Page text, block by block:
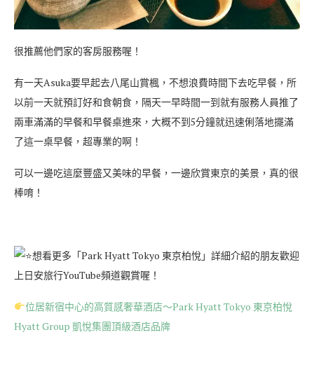
很推薦他們家的客房服務喔！
有一天Asuka要早起去八尾山賞楓，不想浪費時間下去吃早餐，所
以前一天就預訂好和食朝食，隔天一早時間一到就有服務人員推了
兩車滿滿的早餐和早餐桌進來，大概不到5分鐘就迅速俐落地擺滿
了這一桌早餐，超專業的啊！
可以一邊吃這麼豐盛又美味的早餐，一邊欣賞東京的美景，真的很
棒唷！
想看更多「Park Hyatt Tokyo 東京柏悅」詳細介紹的朋友歡迎
上日安旅行YouTube頻道觀賞喔 ！
位居新宿中心的高質感奢華酒店～Park Hyatt Tokyo 東京柏悅
Hyatt Group 凱悅集團頂級酒店品牌